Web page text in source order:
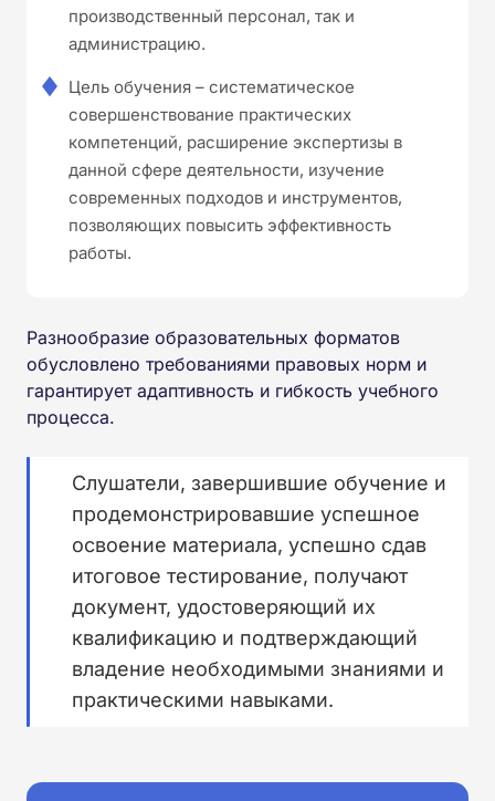
производственный персонал, так и
администрацию.
Цель обучения – систематическое
совершенствование практических
компетенций, расширение экспертизы в
данной сфере деятельности, изучение
современных подходов и инструментов,
позволяющих повысить эффективность
работы.
Разнообразие образовательных форматов
обусловлено требованиями правовых норм и
гарантирует адаптивность и гибкость учебного
процесса.
Слушатели, завершившие обучение и
продемонстрировавшие успешное
освоение материала, успешно сдав
итоговое тестирование, получают
документ, удостоверяющий их
квалификацию и подтверждающий
владение необходимыми знаниями и
практическими навыками.